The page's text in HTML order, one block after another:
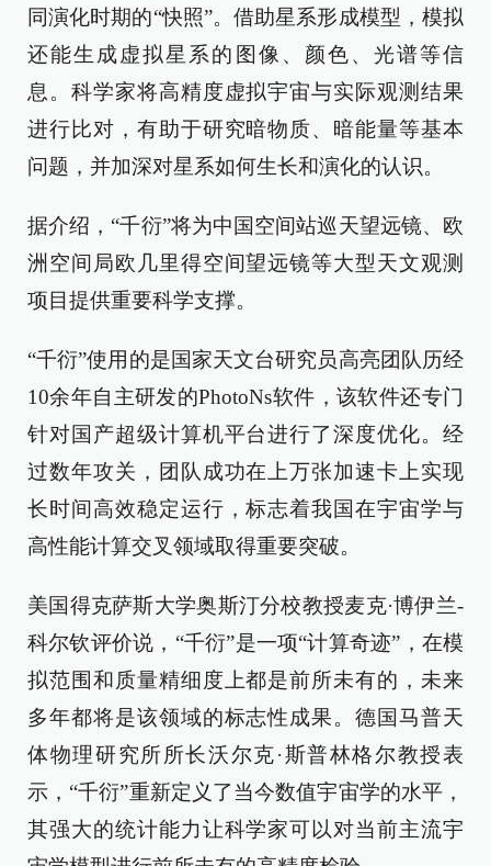
同演化时期的“快照”。借助星系形成模型，模拟
还能生成虚拟星系的图像、颜色、光谱等信
息。科学家将高精度虚拟宇宙与实际观测结果
进行比对，有助于研究暗物质、暗能量等基本
问题，并加深对星系如何生长和演化的认识。
据介绍，“千衍”将为中国空间站巡天望远镜、欧
洲空间局欧几里得空间望远镜等大型天文观测
项目提供重要科学支撑。
“千衍”使用的是国家天文台研究员高亮团队历经
10余年自主研发的PhotoNs软件，该软件还专门
针对国产超级计算机平台进行了深度优化。经
过数年攻关，团队成功在上万张加速卡上实现
长时间高效稳定运行，标志着我国在宇宙学与
高性能计算交叉领域取得重要突破。
美国得克萨斯大学奥斯汀分校教授麦克·博伊兰-
科尔钦评价说，“千衍”是一项“计算奇迹”，在模
拟范围和质量精细度上都是前所未有的，未来
多年都将是该领域的标志性成果。德国马普天
体物理研究所所长沃尔克·斯普林格尔教授表
示，“千衍”重新定义了当今数值宇宙学的水平，
其强大的统计能力让科学家可以对当前主流宇